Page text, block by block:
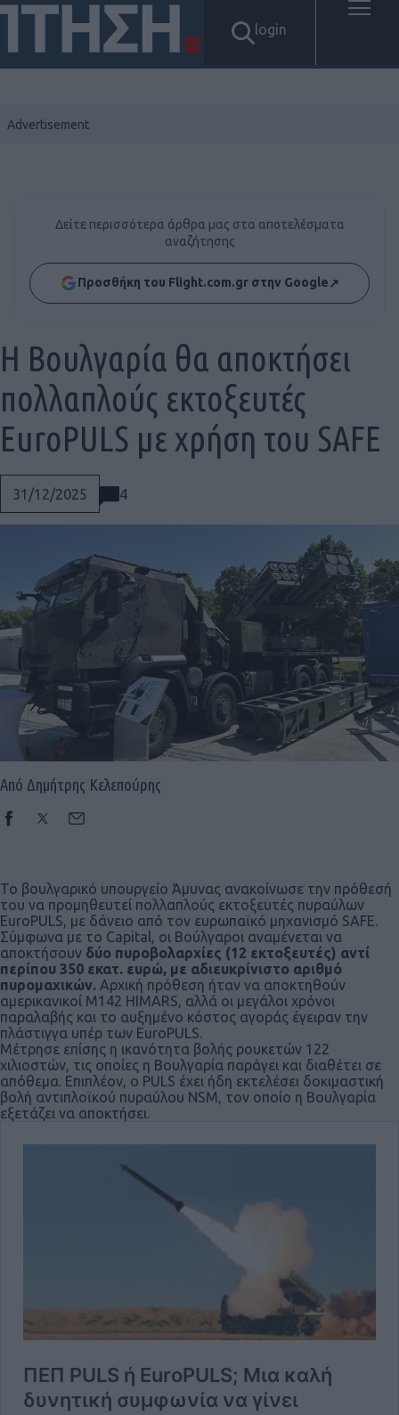
login
Social
Δείτε περισσότερα άρθρα μας στα αποτελέσματα
αναζήτησης
Προσθήκη του Flight.com.gr στην Google↗
31/12/2025 4
Η Βουλγαρία θα αποκτήσει
πολλαπλούς εκτοξευτές
EuroPULS με χρήση του SAFE
Από Δημήτρης Κελεπούρης
Το βουλγαρικό υπουργείο Άμυνας ανακοίνωσε την πρόθεσή
του να προμηθευτεί πολλαπλούς εκτοξευτές πυραύλων
EuroPULS, με δάνειο από τον ευρωπαϊκό μηχανισμό SAFE.
Σύμφωνα με το Capital, οι Βούλγαροι αναμένεται να
αποκτήσουν δύο πυροβολαρχίες (12 εκτοξευτές) αντί
περίπου 350 εκατ. ευρώ, με αδιευκρίνιστο αριθμό
πυρομαχικών. Αρχική πρόθεση ήταν να αποκτηθούν
αμερικανικοί M142 HIMARS, αλλά οι μεγάλοι χρόνοι
παραλαβής και το αυξημένο κόστος αγοράς έγειραν την
πλάστιγγα υπέρ των EuroPULS.
Μέτρησε επίσης η ικανότητα βολής ρουκετών 122
χιλιοστών, τις οποίες η Βουλγαρία παράγει και διαθέτει σε
απόθεμα. Επιπλέον, ο PULS έχει ήδη εκτελέσει δοκιμαστική
βολή αντιπλοϊκού πυραύλου NSM, τον οποίο η Βουλγαρία
εξετάζει να αποκτήσει.